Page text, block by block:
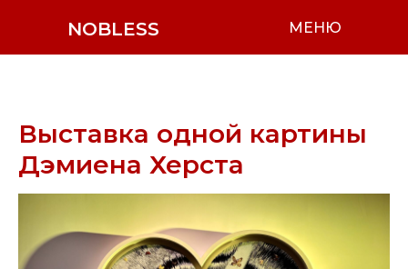
NOBLESS МЕНЮ
Выставка одной картины
Дэмиена Херста